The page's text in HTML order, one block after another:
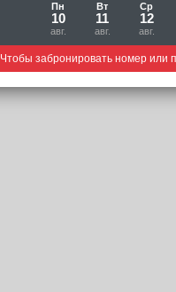
Пн
10
авг.
Вт
11
авг.
Ср
12
авг.
Чтобы забронировать номер